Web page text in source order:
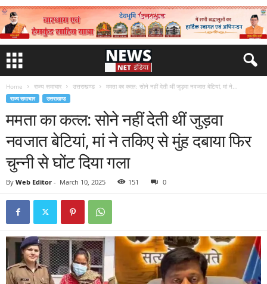
Home राज्य समाचार उत्तराखण्ड ममता का कत्ल: सोने नहीं देती थीं जुड़वा नवजात बेटियां, मां ने...
राज्य समाचार उत्तराखण्ड
ममता का कत्ल: सोने नहीं देती थीं जुड़वा
नवजात बेटियां, मां ने तकिए से मुंह दबाया फिर
चुन्नी से घोंट दिया गला
By Web Editor - March 10, 2025 151 0